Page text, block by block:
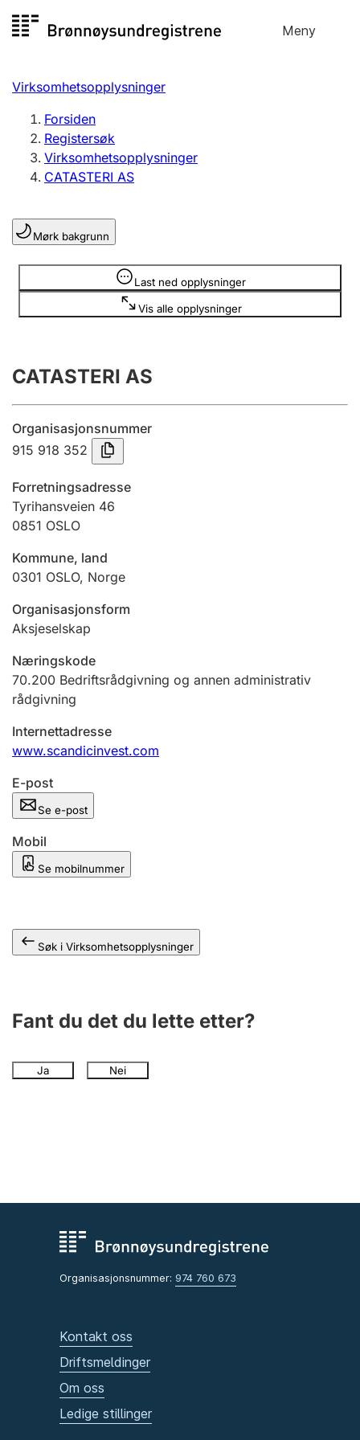
til
Meny
Registersøk
Aksjeselskap
Enkeltpersonforetak
Registrere, endre, slette
Lag og forening
Registrere, endre, slette
Årsregnskap
Innsending og forsinkelsesgebyr
Tinglysing
Jeger
Ektepaktveileder
Offentlig sektor
Andre tema
Virksomhetsopplysninger
Forsiden
Registersøk
Virksomhetsopplysninger
CATASTERI AS
Mørk bakgrunn
Last ned opplysninger
Vis alle opplysninger
Opplysninger er skjult
CATASTERI AS
Organisasjonsnummer
915 918 352
Forretningsadresse
Tyrihansveien 46
0851 OSLO
Kommune, land
0301 OSLO, Norge
Organisasjonsform
Aksjeselskap
Næringskode
70.200 Bedriftsrådgivning og annen administrativ
rådgivning
Internettadresse
www.scandicinvest.com
E-post
Se e-post
Mobil
Se mobilnummer
Søk i Virksomhetsopplysninger
Fant du det du lette etter?
Ja Nei
Organisasjonsnummer: 974 760 673
Kontakt oss
Driftsmeldinger
Om oss
Ledige stillinger